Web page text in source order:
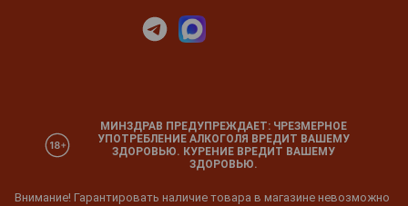
МИНЗДРАВ ПРЕДУПРЕЖДАЕТ: ЧРЕЗМЕРНОЕ
УПОТРЕБЛЕНИЕ АЛКОГОЛЯ ВРЕДИТ ВАШЕМУ
ЗДОРОВЬЮ. КУРЕНИЕ ВРЕДИТ ВАШЕМУ
ЗДОРОВЬЮ.
Внимание! Гарантировать наличие товара в магазине невозможно